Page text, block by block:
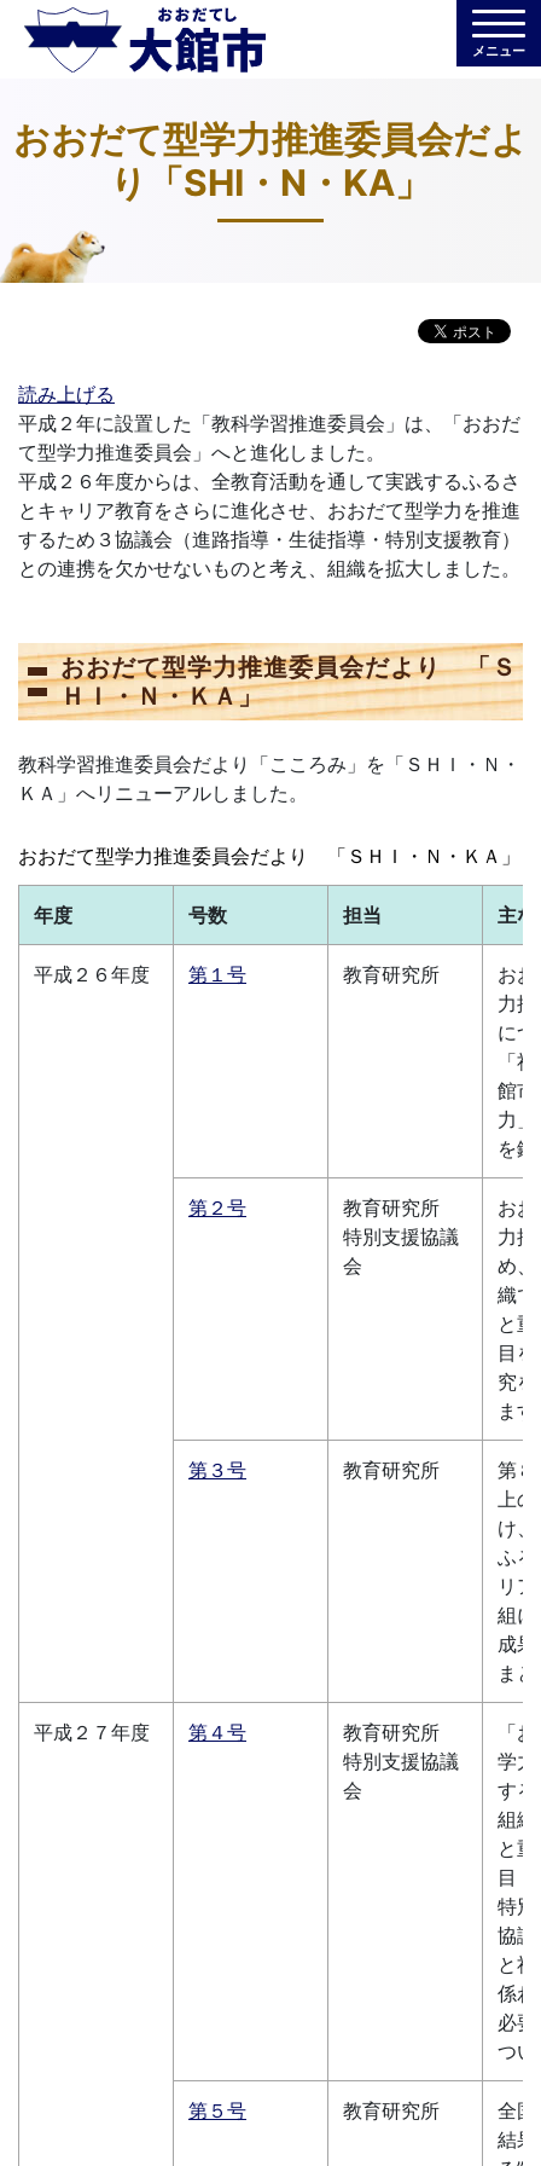
メニュー
おおだて型学力推進委員会だよ
り「SHI・N・KA」
読み上げる
平成２年に設置した「教科学習推進委員会」は、「おおだ
て型学力推進委員会」へと進化しました。
平成２６年度からは、全教育活動を通して実践するふるさ
とキャリア教育をさらに進化させ、おおだて型学力を推進
するため３協議会（進路指導・生徒指導・特別支援教育）
との連携を欠かせないものと考え、組織を拡大しました。
おおだて型学力推進委員会だより 「Ｓ
ＨＩ・Ｎ・ＫＡ」
教科学習推進委員会だより「こころみ」を「ＳＨＩ・Ｎ・
ＫＡ」へリニューアルしました。
おおだて型学力推進委員会だより 「ＳＨＩ・Ｎ・ＫＡ」
年度 号数 担当 主な
平成２６年度 第１号 教育研究所
お
力
に
「
館市
力
を
第２号
教育研究所
特別支援協議
会
お
力
め、
織で
と
目
究
ま
第３号 教育研究所
第８
上の
け
ふる
リ
組に
成
ま
平成２７年度 第４号
教育研究所
特別支援協議
会
「
学力
する
組織
と
目
特別
協
と
係わ
必
つい
第５号 教育研究所
全国
結果